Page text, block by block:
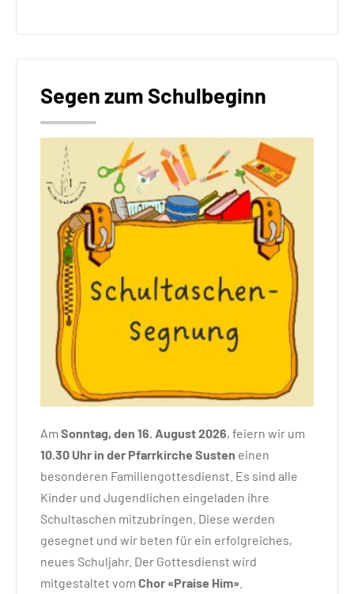
Segen zum Schulbeginn
Am Sonntag, den 16. August 2026, feiern wir um
10.30 Uhr in der Pfarrkirche Susten einen
besonderen Familiengottesdienst. Es sind alle
Kinder und Jugendlichen eingeladen ihre
Schultaschen mitzubringen. Diese werden
gesegnet und wir beten für ein erfolgreiches,
neues Schuljahr. Der Gottesdienst wird
mitgestaltet vom Chor «Praise Him»